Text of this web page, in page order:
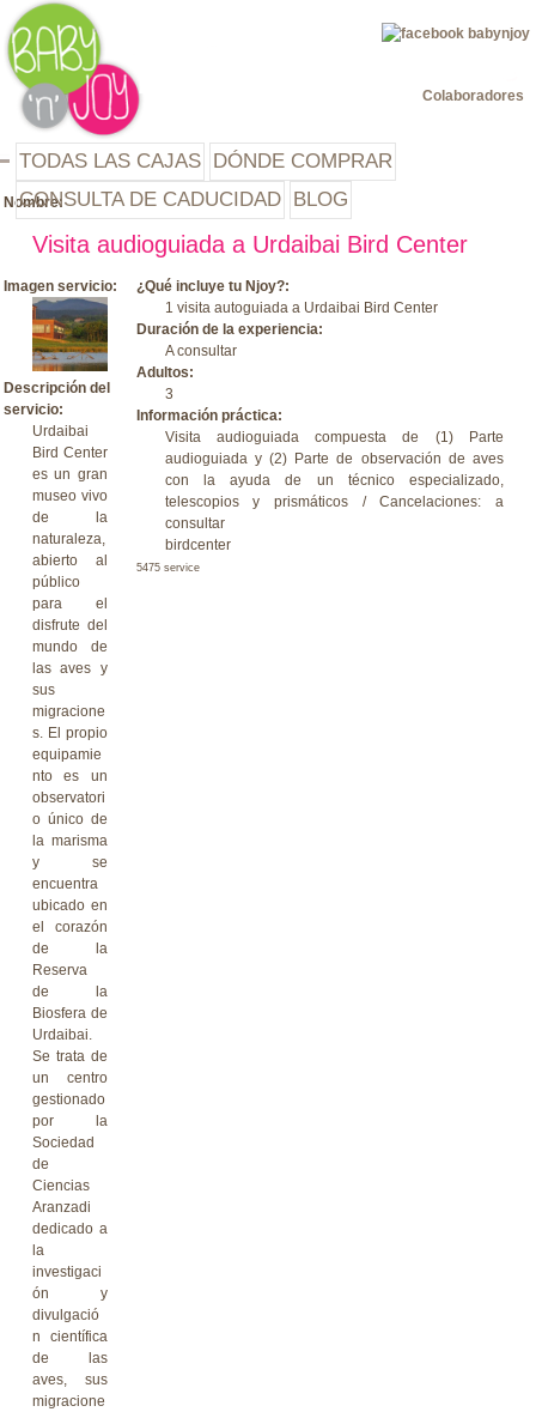
TODAS LAS CAJAS DÓNDE COMPRAR
CONSULTA DE CADUCIDAD BLOG
Colaboradores
Nombre:
Visita audioguiada a Urdaibai Bird Center
Imagen servicio:
Descripción del
servicio:
Urdaibai
Bird Center
es un gran
museo vivo
de la
naturaleza,
abierto al
público
para el
disfrute del
mundo de
las aves y
sus
migracione
s. El propio
equipamie
nto es un
observatori
o único de
la marisma
y se
encuentra
ubicado en
el corazón
de la
Reserva
de la
Biosfera de
Urdaibai.
Se trata de
un centro
gestionado
por la
Sociedad
de
Ciencias
Aranzadi
dedicado a
la
investigaci
ón y
divulgació
n científica
de las
aves, sus
migracione
¿Qué incluye tu Njoy?:
1 visita autoguiada a Urdaibai Bird Center
Duración de la experiencia:
A consultar
Adultos:
3
Información práctica:
Visita audioguiada compuesta de (1) Parte
audioguiada y (2) Parte de observación de aves
con la ayuda de un técnico especializado,
telescopios y prismáticos / Cancelaciones: a
consultar
birdcenter
5475 service